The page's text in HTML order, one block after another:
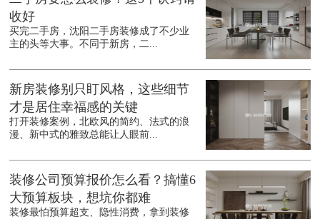
收好
买完二手房，沈阳二手房装修成了不少业
主的头等大事。不同于新房，二...
新房装修别只盯风格，这些细节
才是居住幸福感的关键
打开装修案例，北欧风的简约、法式的浪
漫、新中式的雅致总能让人眼前...
装修公司预算报价怎么看？搞懂6
大预算板块，想坑你都难
装修最怕预算超支、隐性消费，拿到装修